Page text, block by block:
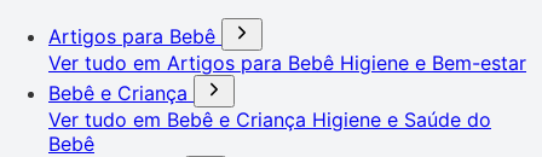
Artigos para Bebê
Ver tudo em Artigos para Bebê Higiene e Bem-estar
Bebê e Criança
Ver tudo em Bebê e Criança Higiene e Saúde do
Bebê